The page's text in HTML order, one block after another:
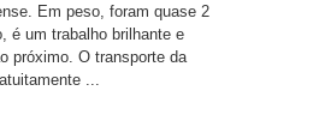
Em peso, foram quase 2
é um trabalho brilhante e
próximo. O transporte da
...